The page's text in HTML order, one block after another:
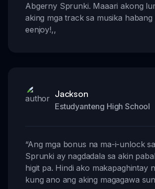
Abgerny Sprunki. Maaari akong
aking mga track sa musika habang
eenjoy!,,
Jackson
Estudyanteng High School
“Ang mga bonus na ma-i-unlock
Sprunki ay nagdadala sa akin
higit pa. Hindi ako makapaghintay
kung ano ang aking magagawa